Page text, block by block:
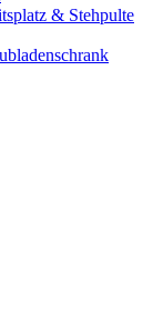
& Stehpulte